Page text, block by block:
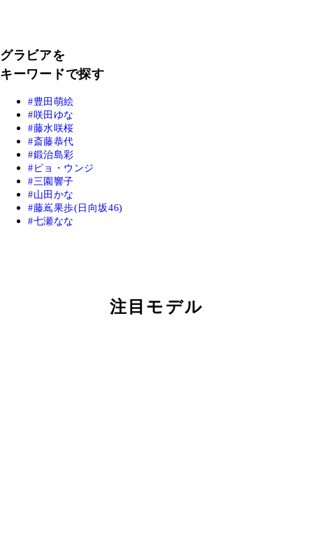
グラビアを
キーワードで探す
豊田萌絵
咲田ゆな
藤水咲桜
斎藤恭代
鍛治島彩
ピョ・ウンジ
三園響子
山田かな
藤嶌果歩(日向坂46)
七瀬なな
注目モデル